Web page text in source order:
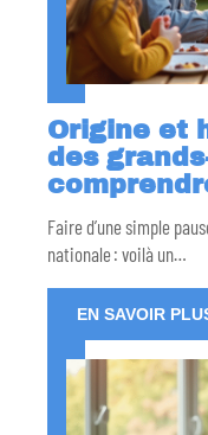
Origine et
des
Faire d’une simple
nationale : voilà un…
EN SAVOIR